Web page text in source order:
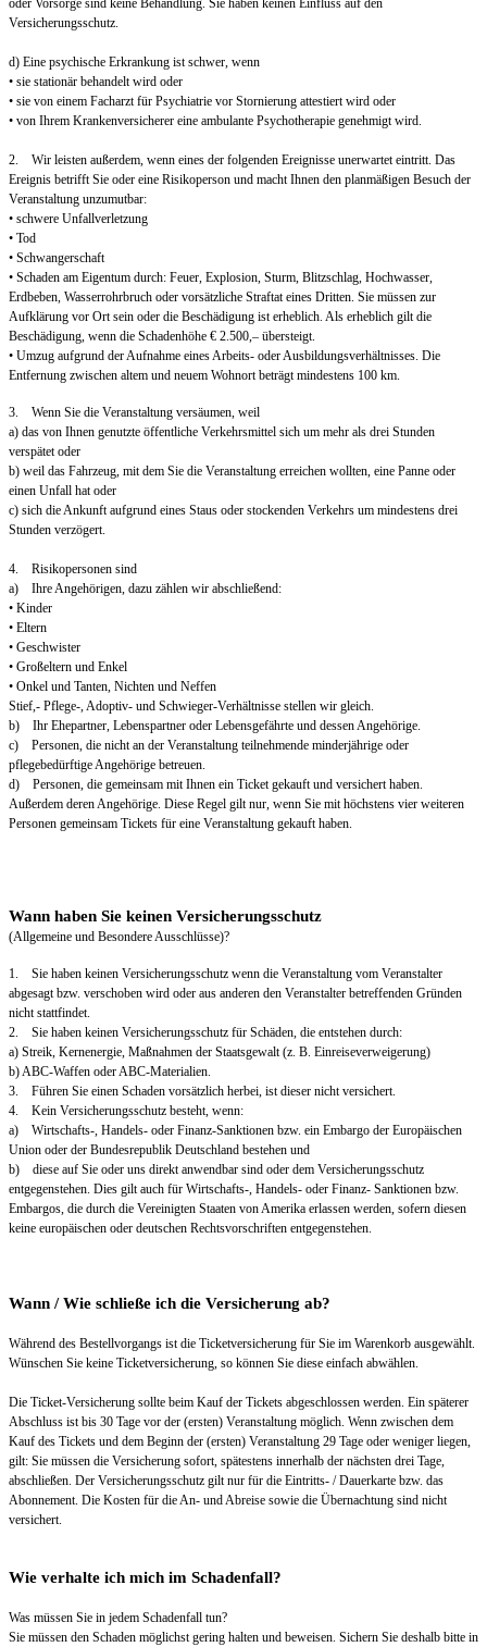
oder Vorsorge sind keine Behandlung. Sie haben keinen Einfluss auf den
Versicherungsschutz.
d) Eine psychische Erkrankung ist schwer, wenn
• sie stationär behandelt wird oder
• sie von einem Facharzt für Psychiatrie vor Stornierung attestiert wird oder
• von Ihrem Krankenversicherer eine ambulante Psychotherapie genehmigt wird.
2. Wir leisten außerdem, wenn eines der folgenden Ereignisse unerwartet eintritt. Das
Ereignis betrifft Sie oder eine Risikoperson und macht Ihnen den planmäßigen Besuch der
Veranstaltung unzumutbar:
• schwere Unfallverletzung
• Tod
• Schwangerschaft
• Schaden am Eigentum durch: Feuer, Explosion, Sturm, Blitzschlag, Hochwasser,
Erdbeben, Wasserrohrbruch oder vorsätzliche Straftat eines Dritten. Sie müssen zur
Aufklärung vor Ort sein oder die Beschädigung ist erheblich. Als erheblich gilt die
Beschädigung, wenn die Schadenhöhe € 2.500,– übersteigt.
• Umzug aufgrund der Aufnahme eines Arbeits- oder Ausbildungsverhältnisses. Die
Entfernung zwischen altem und neuem Wohnort beträgt mindestens 100 km.
3. Wenn Sie die Veranstaltung versäumen, weil
a) das von Ihnen genutzte öffentliche Verkehrsmittel sich um mehr als drei Stunden
verspätet oder
b) weil das Fahrzeug, mit dem Sie die Veranstaltung erreichen wollten, eine Panne oder
einen Unfall hat oder
c) sich die Ankunft aufgrund eines Staus oder stockenden Verkehrs um mindestens drei
Stunden verzögert.
4. Risikopersonen sind
a) Ihre Angehörigen, dazu zählen wir abschließend:
• Kinder
• Eltern
• Geschwister
• Großeltern und Enkel
• Onkel und Tanten, Nichten und Neffen
Stief,- Pflege-, Adoptiv- und Schwieger-Verhältnisse stellen wir gleich.
b) Ihr Ehepartner, Lebenspartner oder Lebensgefährte und dessen Angehörige.
c) Personen, die nicht an der Veranstaltung teilnehmende minderjährige oder
pflegebedürftige Angehörige betreuen.
d) Personen, die gemeinsam mit Ihnen ein Ticket gekauft und versichert haben.
Außerdem deren Angehörige. Diese Regel gilt nur, wenn Sie mit höchstens vier weiteren
Personen gemeinsam Tickets für eine Veranstaltung gekauft haben.
Wann haben Sie keinen Versicherungsschutz
(Allgemeine und Besondere Ausschlüsse)?
1. Sie haben keinen Versicherungsschutz wenn die Veranstaltung vom Veranstalter
abgesagt bzw. verschoben wird oder aus anderen den Veranstalter betreffenden Gründen
nicht stattfindet.
2. Sie haben keinen Versicherungsschutz für Schäden, die entstehen durch:
a) Streik, Kernenergie, Maßnahmen der Staatsgewalt (z. B. Einreiseverweigerung)
b) ABC-Waffen oder ABC-Materialien.
3. Führen Sie einen Schaden vorsätzlich herbei, ist dieser nicht versichert.
4. Kein Versicherungsschutz besteht, wenn:
a) Wirtschafts-, Handels- oder Finanz-Sanktionen bzw. ein Embargo der Europäischen
Union oder der Bundesrepublik Deutschland bestehen und
b) diese auf Sie oder uns direkt anwendbar sind oder dem Versicherungsschutz
entgegenstehen. Dies gilt auch für Wirtschafts-, Handels- oder Finanz- Sanktionen bzw.
Embargos, die durch die Vereinigten Staaten von Amerika erlassen werden, sofern diesen
keine europäischen oder deutschen Rechtsvorschriften entgegenstehen.
Wann / Wie schließe ich die Versicherung ab?
Während des Bestellvorgangs ist die Ticketversicherung für Sie im Warenkorb ausgewählt.
Wünschen Sie keine Ticketversicherung, so können Sie diese einfach abwählen.
Die Ticket-Versicherung sollte beim Kauf der Tickets abgeschlossen werden. Ein späterer
Abschluss ist bis 30 Tage vor der (ersten) Veranstaltung möglich. Wenn zwischen dem
Kauf des Tickets und dem Beginn der (ersten) Veranstaltung 29 Tage oder weniger liegen,
gilt: Sie müssen die Versicherung sofort, spätestens innerhalb der nächsten drei Tage,
abschließen. Der Versicherungsschutz gilt nur für die Eintritts- / Dauerkarte bzw. das
Abonnement. Die Kosten für die An- und Abreise sowie die Übernachtung sind nicht
versichert.
Wie verhalte ich mich im Schadenfall?
Was müssen Sie in jedem Schadenfall tun?
Sie müssen den Schaden möglichst gering halten und beweisen. Sichern Sie deshalb bitte in